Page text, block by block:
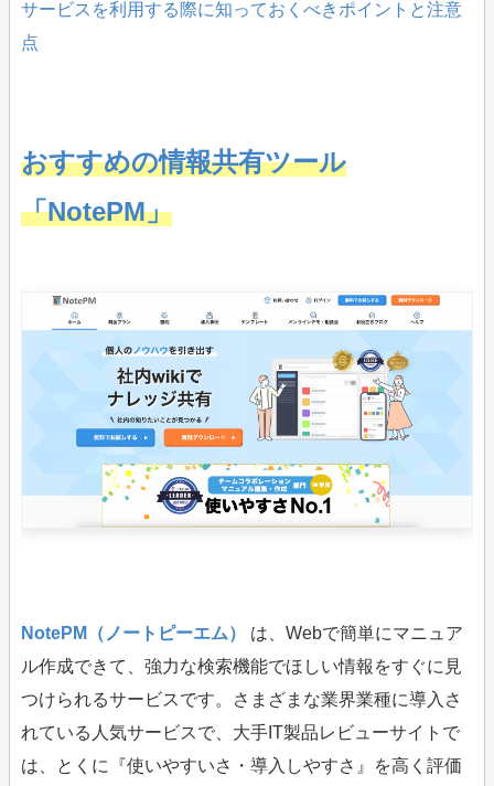
サービスを利用する際に知っておくべきポイントと注意
点
おすすめの情報共有ツール
「NotePM」
NotePM（ノートピーエム）
は、Webで簡単にマニュア
ル作成できて、強力な検索機能でほしい情報をすぐに見
つけられるサービスです。さまざまな業界業種に導入さ
れている人気サービスで、大手IT製品レビューサイトで
は、とくに『使いやすいさ・導入しやすさ』を高く評価